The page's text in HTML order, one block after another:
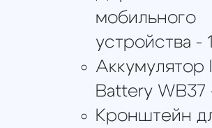
к приемнику
Карта памяти 16Gb для
записи ГНСС данных - 1
Программное обеспечение
TOPOSETTER 2.0 Pro,